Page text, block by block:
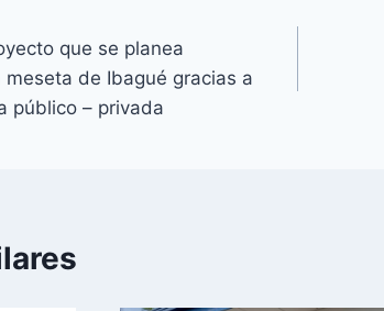
que se planea
meseta de Ibagué gracias a
público – privada